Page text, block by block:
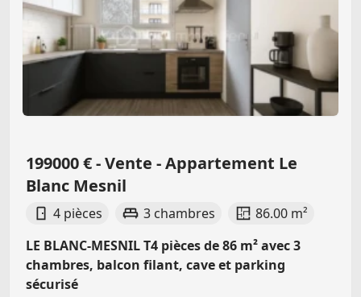
199000 € - Vente - Appartement Le
Blanc Mesnil
4 pièces 3 chambres
86.00 m²
LE BLANC-MESNIL T4 pièces de 86 m² avec 3
chambres, balcon filant, cave et parking
sécurisé